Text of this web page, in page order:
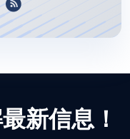
新信息！